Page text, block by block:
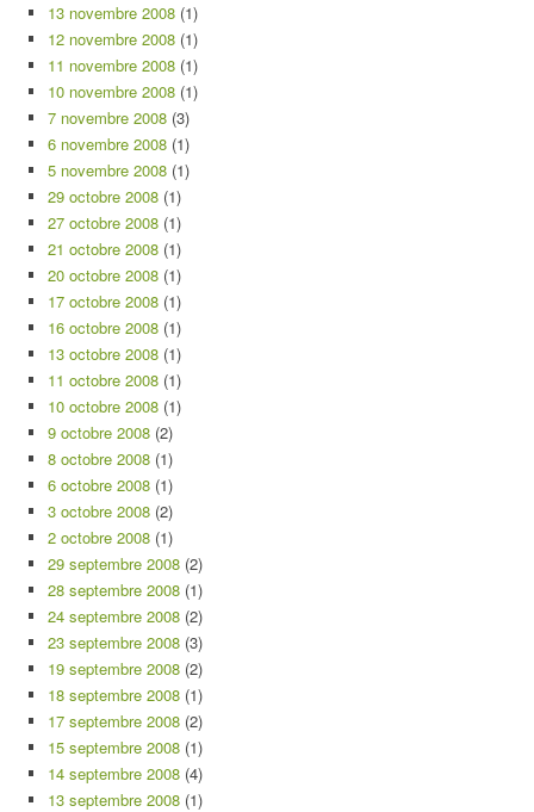
13 novembre 2008 (1)
12 novembre 2008 (1)
11 novembre 2008 (1)
10 novembre 2008 (1)
7 novembre 2008 (3)
6 novembre 2008 (1)
5 novembre 2008 (1)
29 octobre 2008 (1)
27 octobre 2008 (1)
21 octobre 2008 (1)
20 octobre 2008 (1)
17 octobre 2008 (1)
16 octobre 2008 (1)
13 octobre 2008 (1)
11 octobre 2008 (1)
10 octobre 2008 (1)
9 octobre 2008 (2)
8 octobre 2008 (1)
6 octobre 2008 (1)
3 octobre 2008 (2)
2 octobre 2008 (1)
29 septembre 2008 (2)
28 septembre 2008 (1)
24 septembre 2008 (2)
23 septembre 2008 (3)
19 septembre 2008 (2)
18 septembre 2008 (1)
17 septembre 2008 (2)
15 septembre 2008 (1)
14 septembre 2008 (4)
13 septembre 2008 (1)